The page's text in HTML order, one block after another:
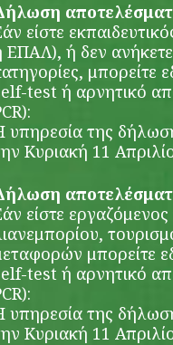
είστε
ΕΠΑΛ), ή δεν
μπορείτε
test ή αρνητικό
υπηρεσία της
Κυριακή 11
είστε
μπορείτε
test ή αρνητικό
υπηρεσία της
Κυριακή 11